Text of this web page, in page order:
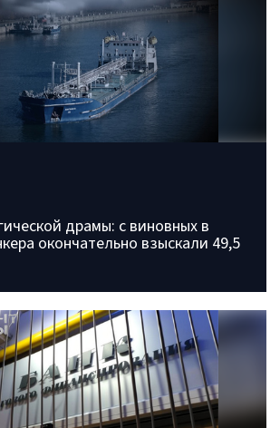
драмы: с виновных в
окончательно взыскали 49,5